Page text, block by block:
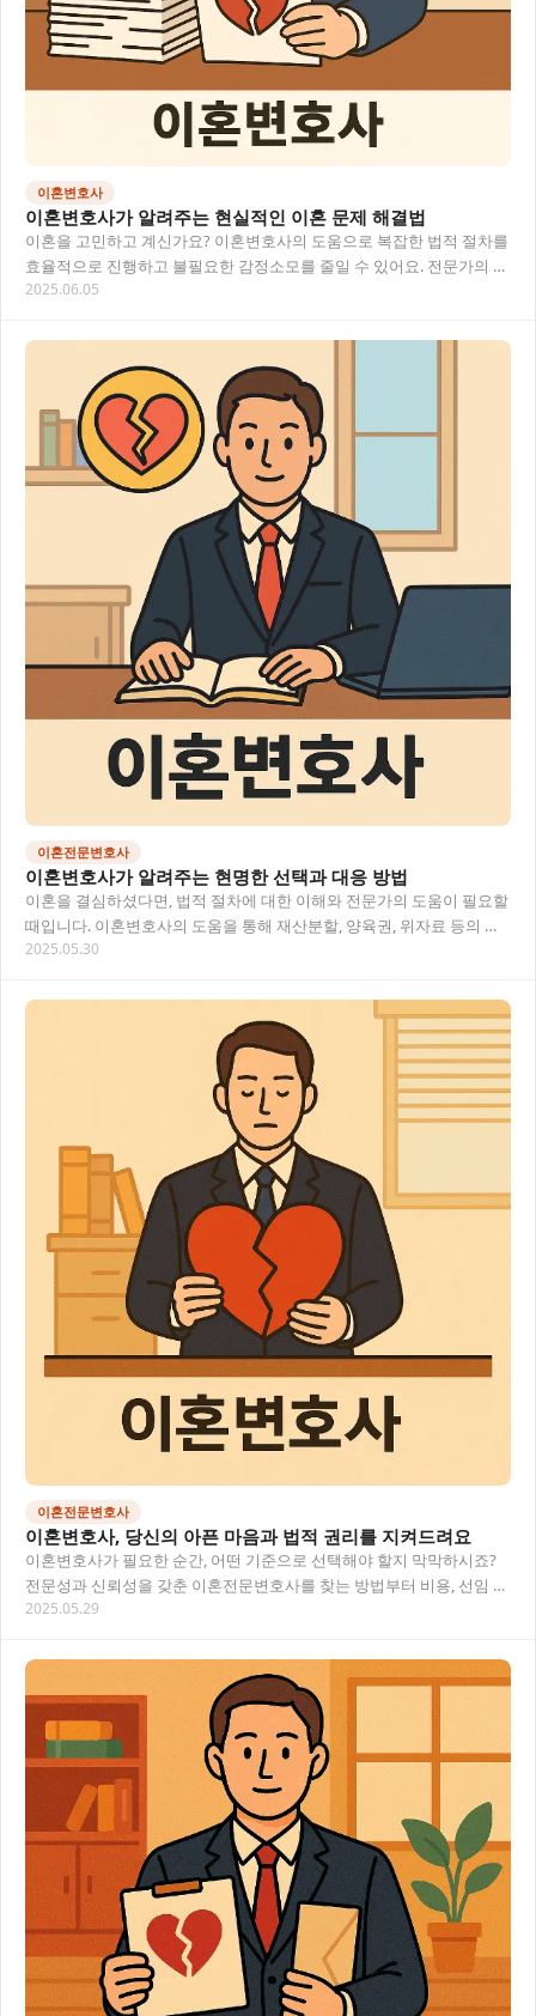
이혼변호사
이혼변호사가 알려주는 현실적인 이혼 문제 해결법
이혼을 고민하고 계신가요? 이혼변호사의 도움으로 복잡한 법적 절차를
효율적으로 진행하고 불필요한 감정소모를 줄일 수 있어요. 전문가의 조
언을 통해 재산분할부터 양육권까지, 당신의…
2025.06.05
이혼전문변호사
이혼변호사가 알려주는 현명한 선택과 대응 방법
이혼을 결심하셨다면, 법적 절차에 대한 이해와 전문가의 도움이 필요할
때입니다. 이혼변호사의 도움을 통해 재산분할, 양육권, 위자료 등의 문
제를 효과적으로 해결할 수 있어요. 복잡…
2025.05.30
이혼전문변호사
이혼변호사, 당신의 아픈 마음과 법적 권리를 지켜드려요
이혼변호사가 필요한 순간, 어떤 기준으로 선택해야 할지 막막하시죠?
전문성과 신뢰성을 갖춘 이혼전문변호사를 찾는 방법부터 비용, 선임 시
기까지 모든 궁금증을 해결해드립니다. 이혼변…
2025.05.29